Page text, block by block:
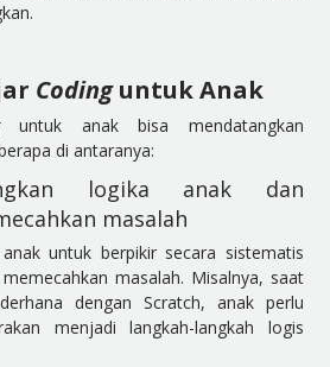
Codinguntuk Anak
untuk anak bisa mendatangkan
di antaranya:
logika anak dan
masalah
untuk berpikir secara sistematis
masalah. Misalnya, saat
dengan Scratch, anak perlu
menjadi langkah-langkah logis